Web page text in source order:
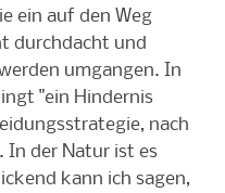
ein auf den Weg
durchdacht und
umgangen. In
"ein Hindernis
nach
In der Natur ist es
kann ich sagen,